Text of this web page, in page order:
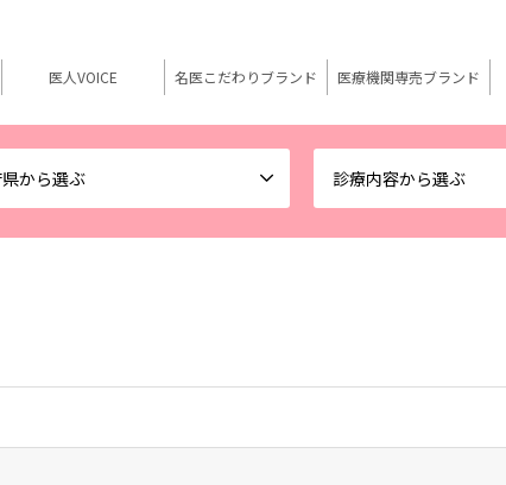
から選ぶ 診療内容から選ぶ
医人VOICE 名医こだわりブランド 医療機関専売ブランド